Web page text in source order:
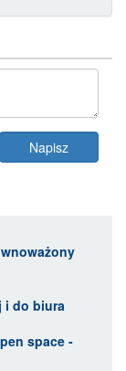
i do biura
space -